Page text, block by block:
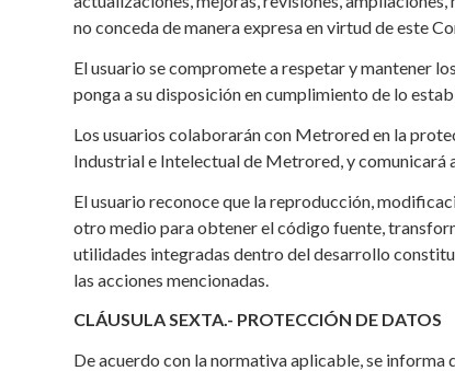
no conceda de manera expresa en virtud de este
El usuario se compromete a respetar y mantener
ponga a su disposición en cumplimiento de lo
Los usuarios colaborarán con Metrored en la
Industrial e Intelectual de Metrored, y comunicará
El usuario reconoce que la reproducción,
otro medio para obtener el código fuente,
utilidades integradas dentro del desarrollo
las acciones mencionadas.
CLÁUSULA SEXTA.- PROTECCIÓN DE DATOS
De acuerdo con la normativa aplicable, se